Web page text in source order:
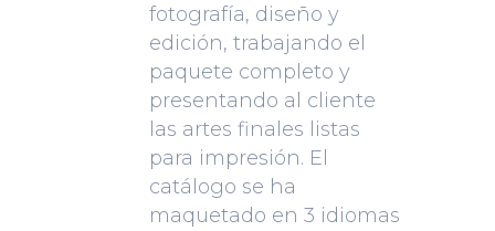
fotografía, diseño y
edición, trabajando el
paquete completo y
presentando al cliente
las artes finales listas
para impresión. El
catálogo se ha
maquetado en 3 idiomas